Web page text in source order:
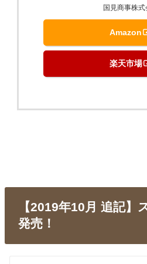
国見商事株式
Amazon
楽天市場
【2019年10月 追記】
発売！